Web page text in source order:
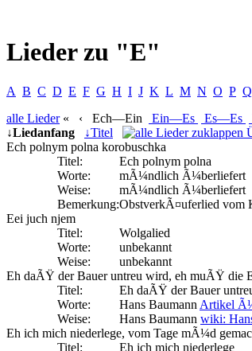
Lieder zu "E"
A B C D E F G H I J K L M N O P Q
alle Lieder« ‹ Ech—Ein Ein—Es Es—Es
↓Liedanfang ↓Titel
Ech polnym polna korobuschka
Titel:
Ech polnym polna
Worte:
mÃ¼ndlich Ã¼berliefert
Weise:
mÃ¼ndlich Ã¼berliefert
Bemerkung:ObstverkÃ¤uferlied vom
Eei juch njem
Titel:
Wolgalied
Worte:
unbekannt
Weise:
unbekannt
Eh daÃŸ der Bauer untreu wird, eh muÃŸ die
Titel:
Eh daÃŸ der Bauer
Worte:
Hans Baumann Artikel
Weise:
Hans Baumann wiki:
Eh ich mich niederlege, vom Tage mÃ¼d
Titel:
Eh ich mich niederlege